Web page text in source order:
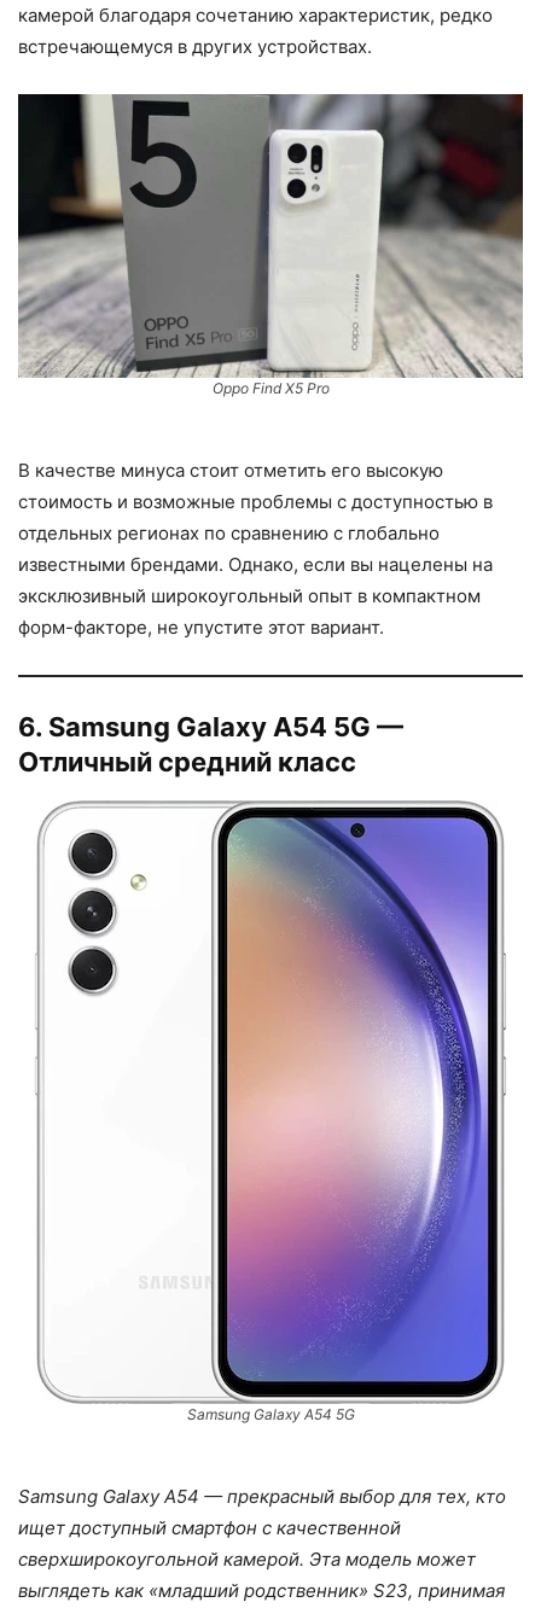
камерой благодаря сочетанию характеристик, редко
встречающемуся в других устройствах.
Oppo Find X5 Pro
В качестве минуса стоит отметить его высокую
стоимость и возможные проблемы с доступностью в
отдельных регионах по сравнению с глобально
известными брендами. Однако, если вы нацелены на
эксклюзивный широкоугольный опыт в компактном
форм-факторе, не упустите этот вариант.
6. Samsung Galaxy A54 5G —
Отличный средний класс
Samsung Galaxy A54 5G
Samsung Galaxy A54 — прекрасный выбор для тех, кто
ищет доступный смартфон с качественной
сверхширокоугольной камерой. Эта модель может
выглядеть как «младший родственник» S23, принимая